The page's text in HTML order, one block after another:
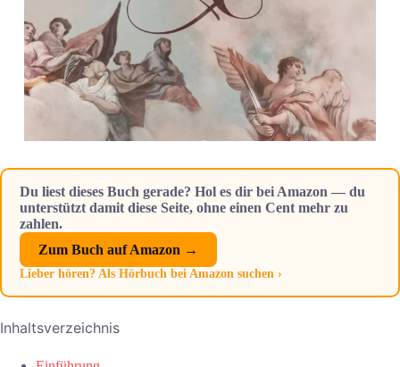
Du liest dieses Buch gerade? Hol es dir bei Amazon — du
unterstützt damit diese Seite, ohne einen Cent mehr zu
zahlen.
Zum Buch auf Amazon →
Lieber hören? Als Hörbuch bei Amazon suchen ›
Inhaltsverzeichnis